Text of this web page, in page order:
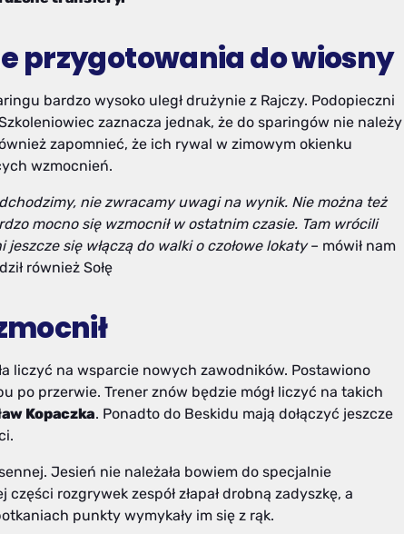
przygotowania do wiosny
bardzo wysoko uległ drużynie z Rajczy. Podopieczni
zaznacza jednak, że do sparingów nie należy
zapomnieć, że ich rywal w zimowym okienku
wzmocnień.
nie zwracamy uwagi na wynik. Nie można też
mocno się wzmocnił w ostatnim czasie. Tam wrócili
jeszcze się włączą do walki o czołowe lokaty– mówił nam
również Sołę
liczyć na wsparcie nowych zawodników. Postawiono
po przerwie. Trener znów będzie mógł liczyć na takich
Kopaczka. Ponadto do Beskidu mają dołączyć jeszcze
Jesień nie należała bowiem do specjalnie
rozgrywek zespół złapał drobną zadyszkę, a
punkty wymykały im się z rąk.